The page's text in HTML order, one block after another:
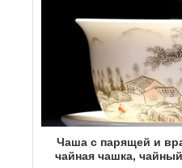
Чаша с парящей и
чайная чашка,